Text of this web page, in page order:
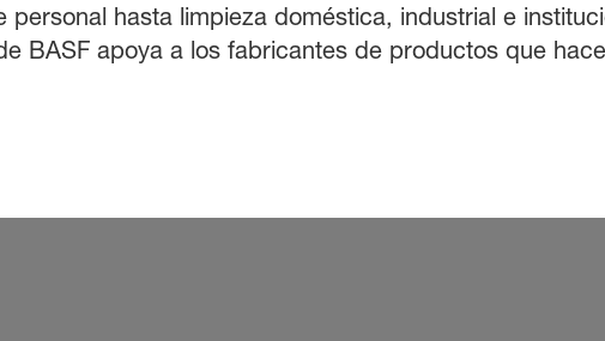
personal hasta limpieza doméstica, industrial e
BASF apoya a los fabricantes de productos que